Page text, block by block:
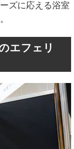
ズに応える浴室
エフェリ